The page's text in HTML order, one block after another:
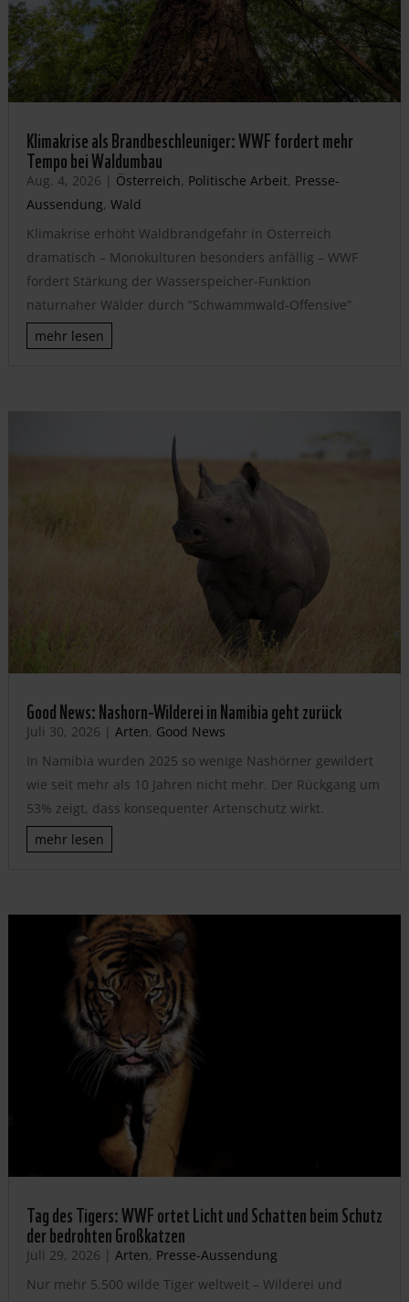
Klimakrise als Brandbeschleuniger: WWF fordert mehr
Tempo bei Waldumbau
Aug. 4, 2026 | Österreich, Politische Arbeit, Presse-
Aussendung, Wald
Klimakrise erhöht Waldbrandgefahr in Österreich
dramatisch – Monokulturen besonders anfällig – WWF
fordert Stärkung der Wasserspeicher-Funktion
naturnaher Wälder durch “Schwammwald-Offensive”
mehr lesen
Good News: Nashorn-Wilderei in Namibia geht zurück
Juli 30, 2026 | Arten, Good News
In Namibia wurden 2025 so wenige Nashörner gewildert
wie seit mehr als 10 Jahren nicht mehr. Der Rückgang um
53% zeigt, dass konsequenter Artenschutz wirkt.
mehr lesen
Tag des Tigers: WWF ortet Licht und Schatten beim Schutz
der bedrohten Großkatzen
Juli 29, 2026 | Arten, Presse-Aussendung
Nur mehr 5.500 wilde Tiger weltweit – Wilderei und